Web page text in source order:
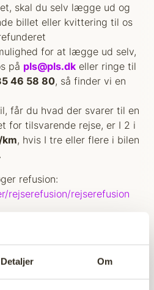
Detaljer Om
skal du selv lægge ud og
billet eller kvittering til os
for at lægge ud selv,
på pls@pls.dk eller ringe til
46 58 80, så finder vi en
får du hvad der svarer til en
for tilsvarende rejse, er I 2 i
, hvis I tre eller flere i bilen
refusion:
rejserefusion/rejserefusion
årsmødet. Hvis du har
kosthensyn så skal du